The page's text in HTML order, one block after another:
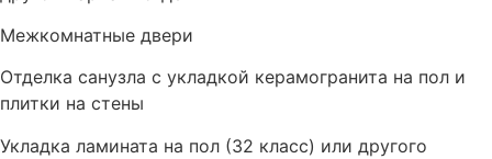
Межкомнатные двери
Отделка санузла с укладкой керамогранита на пол и
плитки на стены
Укладка ламината на пол (32 класс) или другого